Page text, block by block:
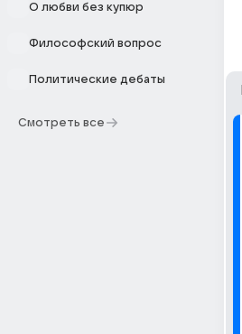
О любви без купюр
Философский вопрос
Политические дебаты
Смотреть все